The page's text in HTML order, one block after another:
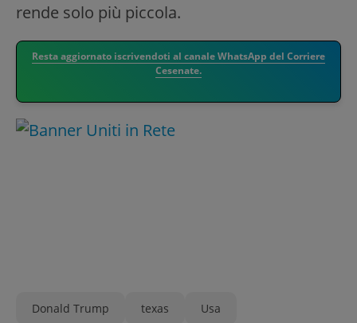
rende solo più piccola.
Resta aggiornato iscrivendoti al canale WhatsApp del Corriere
Cesenate.
Donald Trump texas Usa